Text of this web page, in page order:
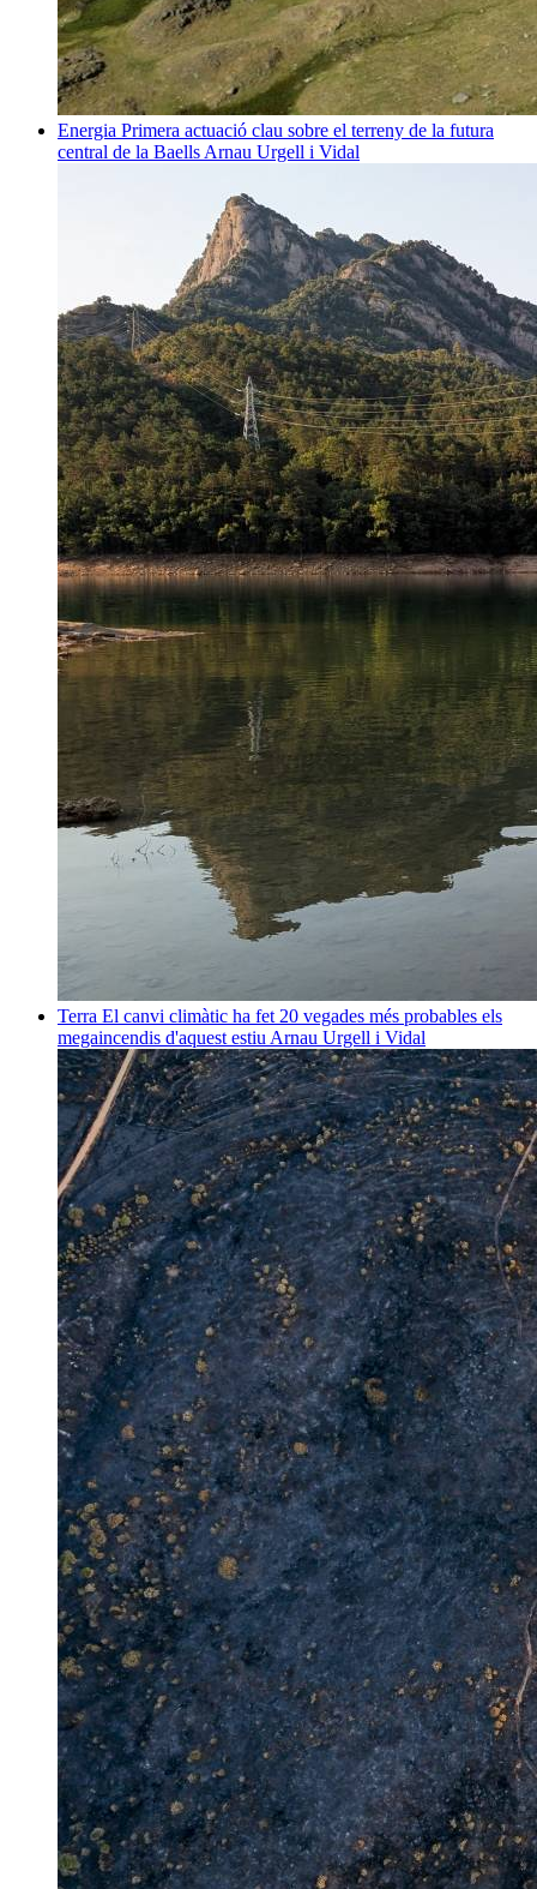
Energia Primera actuació clau sobre el terreny de la futura
central de la Baells Arnau Urgell i Vidal
Terra El canvi climàtic ha fet 20 vegades més probables els
megaincendis d'aquest estiu Arnau Urgell i Vidal